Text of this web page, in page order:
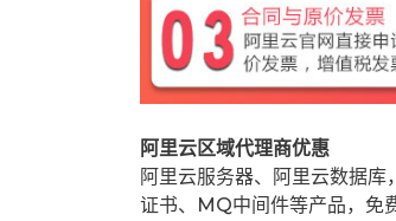
阿里云区域代理商优惠
阿里云服务器、阿里云数据
证书、MQ中间件等产品，免